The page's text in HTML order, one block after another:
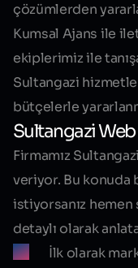
çözümlerden
Kumsal Ajans ile
ekiplerimiz ile
Sultangazi
bütçelerle
Sultangazi Web
Firmamız
veriyor. Bu konuda
istiyorsanız hemen
detaylı olarak
İlk olarak